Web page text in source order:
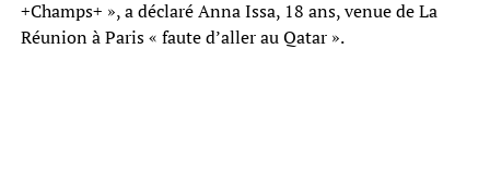
+Champs+ », a déclaré Anna Issa, 18 ans, venue de La
Réunion à Paris « faute d’aller au Qatar ».